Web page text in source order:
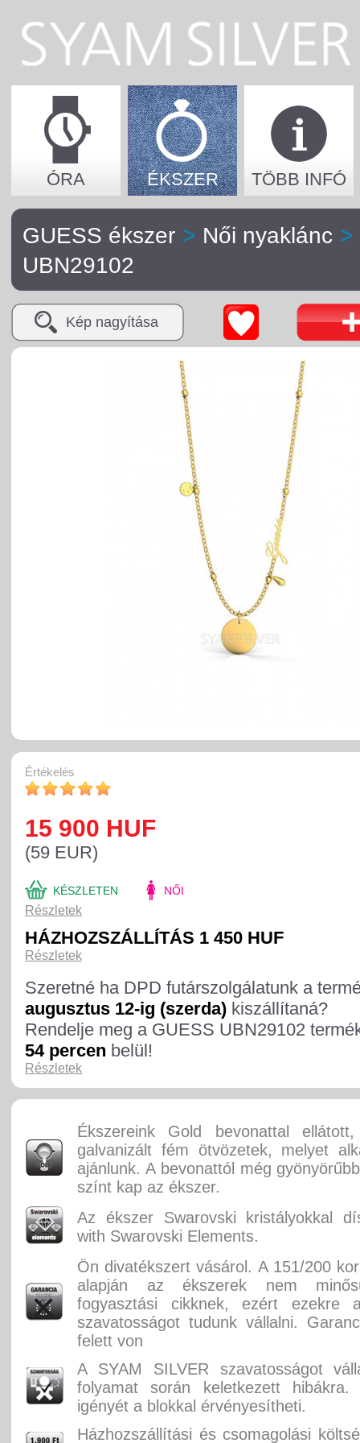
ÓRA ÉKSZER TÖBB INFÓ
GUESS ékszer > Női nyaklánc >
UBN29102
Kép nagyítása
Értékelés
15 900 HUF
(59 EUR)
KÉSZLETEN
Részletek
NŐI
HÁZHOZSZÁLLÍTÁS 1 450 HUF
Részletek
Szeretné ha DPD futárszolgálatunk a
augusztus 12-ig (szerda) kiszállítaná?
Rendelje meg a GUESS UBN29102
54 percen belül!
Részletek
Ékszereink Gold bevonattal ellátott,
galvanizált fém ötvözetek, melyet
ajánlunk. A bevonattól még
színt kap az ékszer.
Az ékszer Swarovski kristályokkal
with Swarovski Elements.
Ön divatékszert vásárol. A 151/200
alapján az ékszerek nem
fogyasztási cikknek, ezért ezekre
szavatosságot tudunk vállalni.
felett von
A SYAM SILVER szavatosságot
folyamat során keletkezett hibákra.
igényét a blokkal érvényesítheti.
Házhozszállítási és csomagolási